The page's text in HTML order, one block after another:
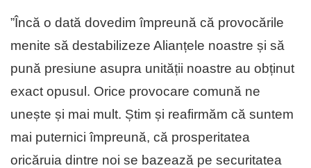
”Încă o dată dovedim împreună că provocările
menite să destabilizeze Alianțele noastre și să
pună presiune asupra unității noastre au obținut
exact opusul. Orice provocare comună ne
unește și mai mult. Știm și reafirmăm că suntem
mai puternici împreună, că prosperitatea
oricăruia dintre noi se bazează pe securitatea